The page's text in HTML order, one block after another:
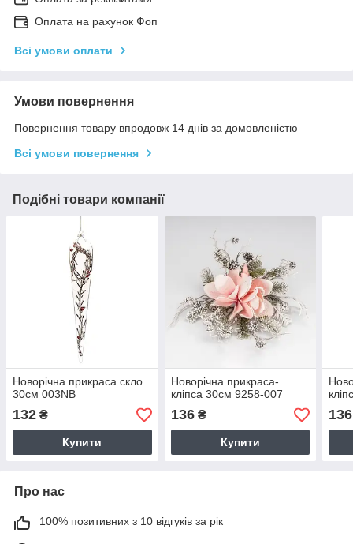
Оплата на рахунок Фоп
Всі умови оплати
Умови повернення
Повернення товару впродовж 14 днів за домовленістю
Всі умови повернення
Подібні товари компанії
Новорічна прикраса скло
30см 003NB
132 ₴
Купити
Новорічна прикраса-
кліпса 30см 9258-007
136₴
Купити
136
Про нас
100% позитивних з 10 відгуків за рік